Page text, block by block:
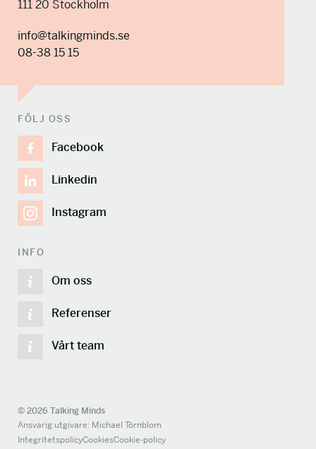
111 20 Stockholm
info@talkingminds.se
08-38 15 15
FÖLJ OSS
Facebook
Linkedin
Instagram
INFO
Om oss
Referenser
Vårt team
© 2026 Talking Minds
Ansvarig utgivare: Michael Törnblom
IntegritetspolicyCookiesCookie-policy